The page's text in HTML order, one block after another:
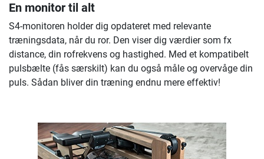
En monitor til alt
S4-monitoren holder dig opdateret med relevante
træningsdata, når du ror. Den viser dig værdier som fx
distance, din rofrekvens og hastighed. Med et kompatibelt
pulsbælte (fås særskilt) kan du også måle og overvåge din
puls. Sådan bliver din træning endnu mere effektiv!